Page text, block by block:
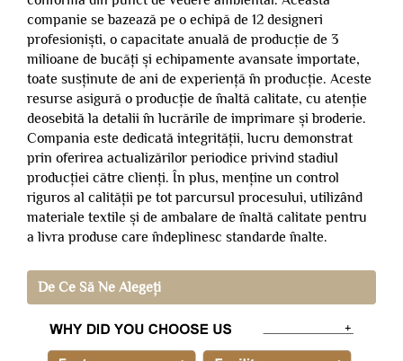
companie se bazează pe o echipă de 12 designeri
profesioniști, o capacitate anuală de producție de 3
milioane de bucăți și echipamente avansate importate,
toate susținute de ani de experiență în producție. Aceste
resurse asigură o producție de înaltă calitate, cu atenție
deosebită la detalii în lucrările de imprimare și broderie.
Compania este dedicată integrității, lucru demonstrat
prin oferirea actualizărilor periodice privind stadiul
producției către clienți. În plus, menține un control
riguros al calității pe tot parcursul procesului, utilizând
materiale textile și de ambalare de înaltă calitate pentru
a livra produse care îndeplinesc standarde înalte.
De Ce Să Ne Alegeți